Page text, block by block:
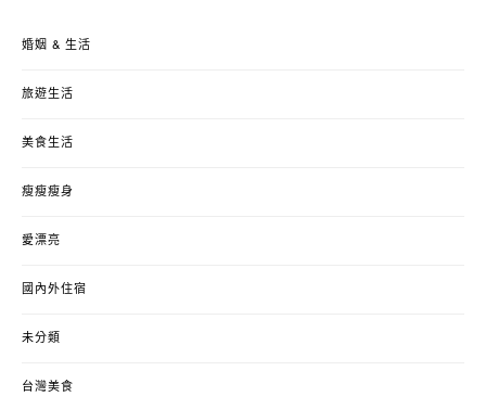
婚姻 & 生活
旅遊生活
美食生活
瘦瘦瘦身
愛漂亮
國內外住宿
未分類
台灣美食